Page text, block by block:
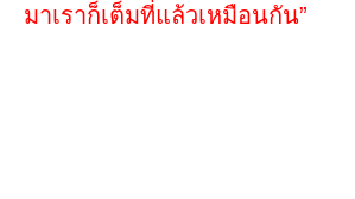
มาเราก็เต็มที่แล้วเหมือนกัน”